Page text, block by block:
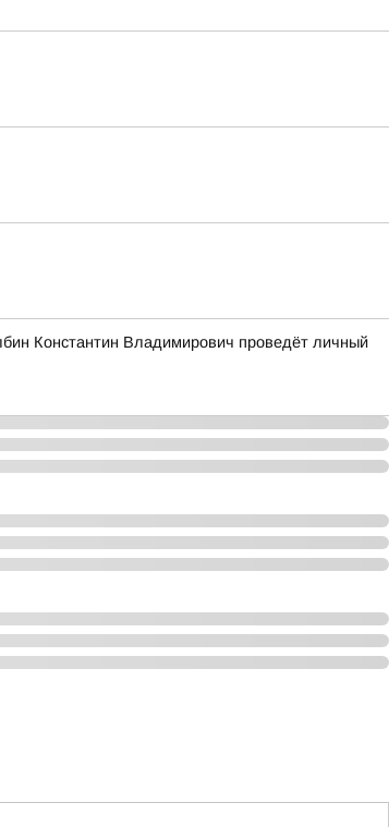
Константин Владимирович проведёт личный